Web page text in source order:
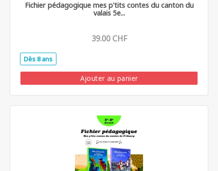
Fichier pédagogique mes p'tits contes du canton du
valais 5e...
39.00 CHF
Dès 8 ans
Ajouter au panier